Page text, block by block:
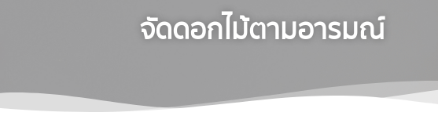
จัดดอกไม้ตามอารมณ์